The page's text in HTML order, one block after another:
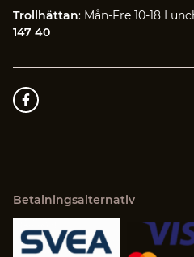
Trollhättan: Mån-Fre 10-18
147 40
Betalningsalternativ